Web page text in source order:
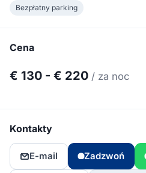
Bezpłatny parking
Cena
€ 130 - € 220 / za noc
Kontakty
E-mail Zadzwoń